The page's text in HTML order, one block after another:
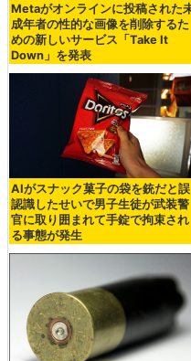
Metaがオンラインに投稿された
成年者の性的な画像を削除するた
めの新しいサービス「Take It
Down」を発表
AIがスナック菓子の袋を銃だと誤
認識したせいで男子生徒が武装警
官に取り囲まれて手錠で拘束され
る事態が発生